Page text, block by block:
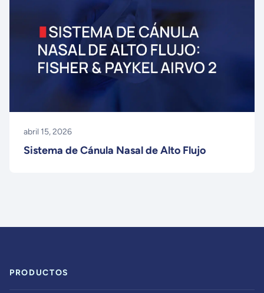
abril 15, 2026
Sistema de Cánula Nasal de Alto Flujo
PRODUCTOS